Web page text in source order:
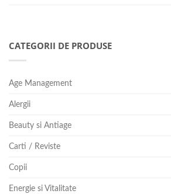
CATEGORII DE PRODUSE
Age Management
Alergii
Beauty si Antiage
Carti / Reviste
Copii
Energie si Vitalitate